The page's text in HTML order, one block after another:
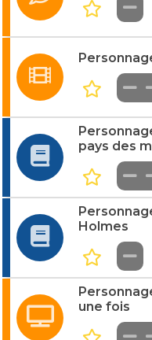
pays des
Holmes
une fois